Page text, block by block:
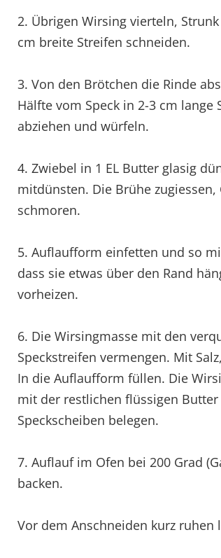
2. Übrigen Wirsing vierteln,
cm breite Streifen schneiden.
3. Von den Brötchen die Rinde
Hälfte vom Speck in 2-3 cm lange
abziehen und würfeln.
4. Zwiebel in 1 EL Butter glasig
mitdünsten. Die Brühe
schmoren.
5. Auflaufform einfetten und so
dass sie etwas über den Rand
vorheizen.
6. Die Wirsingmasse mit den
Speckstreifen vermengen. Mit
In die Auflaufform füllen. Die
mit der restlichen flüssigen
Speckscheiben belegen.
7. Auflauf im Ofen bei 200 Grad
backen.
Vor dem Anschneiden kurz ruhen